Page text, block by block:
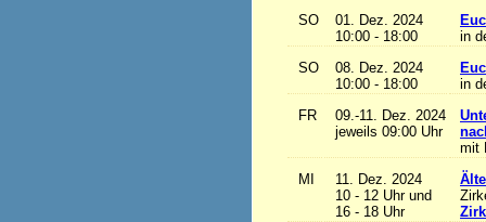
SO
01. Dez. 2024
10:00 - 18:00
in
SO
08. Dez. 2024
10:00 - 18:00
in
FR
09.-11. Dez. 2024
jeweils 09:00 Uhr
mit
MI
11. Dez. 2024
10 - 12 Uhr und
16 - 18 Uhr